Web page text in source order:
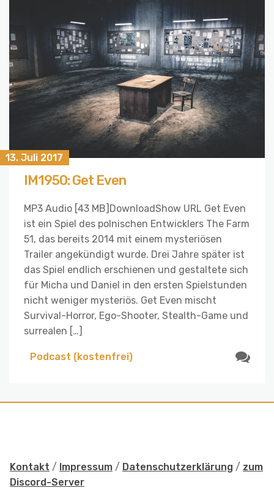
13. Juli 2017
IM1950: Get Even
MP3 Audio [43 MB]DownloadShow URL Get Even
ist ein Spiel des polnischen Entwicklers The Farm
51, das bereits 2014 mit einem mysteriösen
Trailer angekündigt wurde. Drei Jahre später ist
das Spiel endlich erschienen und gestaltete sich
für Micha und Daniel in den ersten Spielstunden
nicht weniger mysteriös. Get Even mischt
Survival-Horror, Ego-Shooter, Stealth-Game und
surrealen […]
Podcast (kostenfrei)
Kontakt / Impressum / Datenschutzerklärung / zum
Discord-Server